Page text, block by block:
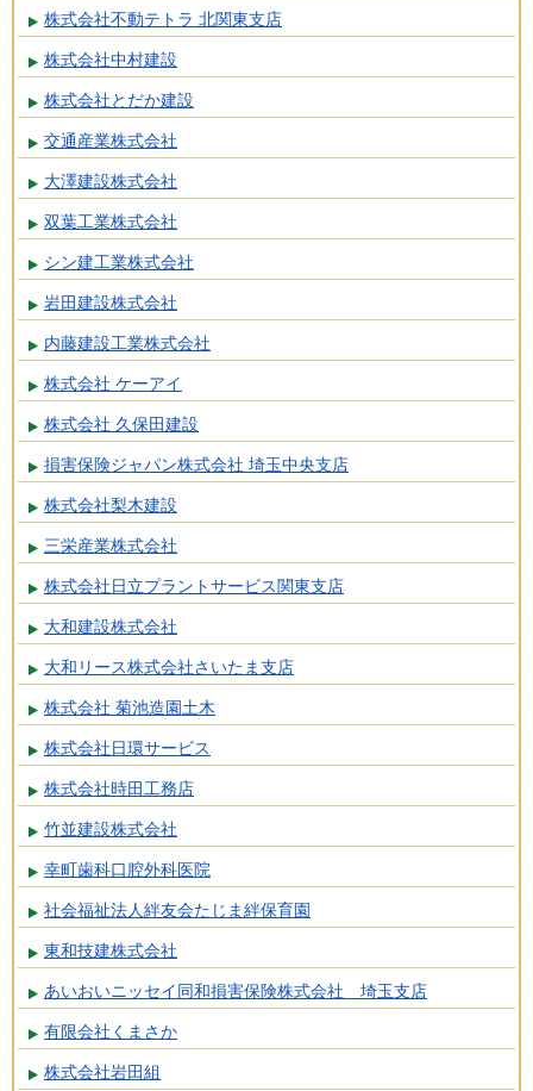
株式会社不動テトラ 北関東支店
株式会社中村建設
株式会社とだか建設
交通産業株式会社
大澤建設株式会社
双葉工業株式会社
シン建工業株式会社
岩田建設株式会社
内藤建設工業株式会社
株式会社 ケーアイ
株式会社 久保田建設
損害保険ジャパン株式会社 埼玉中央支店
株式会社梨木建設
三栄産業株式会社
株式会社日立プラントサービス関東支店
大和建設株式会社
大和リース株式会社さいたま支店
株式会社 菊池造園土木
株式会社日環サービス
株式会社時田工務店
竹並建設株式会社
幸町歯科口腔外科医院
社会福祉法人絆友会たじま絆保育園
東和技建株式会社
あいおいニッセイ同和損害保険株式会社 埼玉支店
有限会社くまさか
株式会社岩田組